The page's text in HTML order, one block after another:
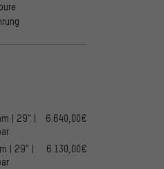
| 29" |
6.640,00€
| 29" |
6.130,00€